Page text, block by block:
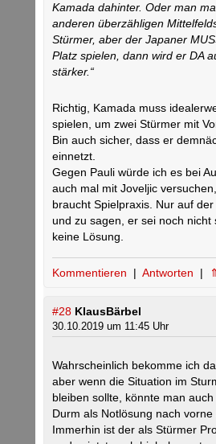
Kamada dahinter. Oder man
anderen überzähligen
Stürmer, aber der Japaner
Platz spielen, dann wird er DA
stärker.“
Richtig, Kamada muss
spielen, um zwei Stürmer mit
Bin auch sicher, dass er
einnetzt.
Gegen Pauli würde ich es bei
auch mal mit Joveljic
braucht Spielpraxis. Nur auf
und zu sagen, er sei noch nicht
keine Lösung.
Kommentieren | Antworten |
#28 KlausBärbel
30.10.2019 um 11:45 Uhr
Wahrscheinlich bekomme ich
aber wenn die Situation im
bleiben sollte, könnte man
Durm als Notlösung nach vorne
Immerhin ist der als Stürmer